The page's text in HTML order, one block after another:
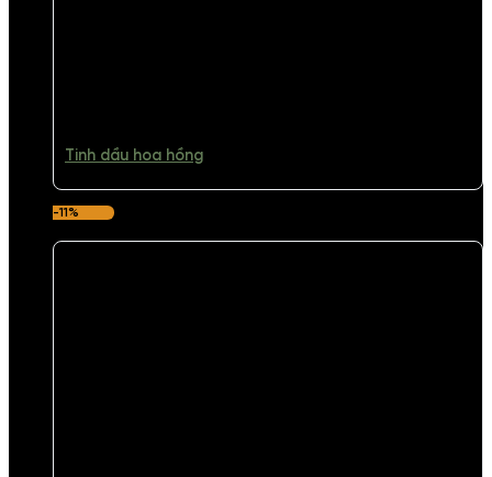
Tinh dầu hoa hồng
-11%